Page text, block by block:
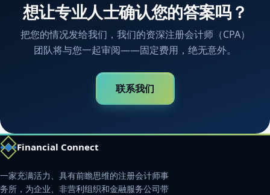
想让专业人士确认您的答案吗？
把您的情况发给我们，我们的资深注册会计师（CPA）
团队将与您一起审阅——固定费用，绝无意外。
联系我们
Financial Connect
一家充满活力、具有前瞻思维的注册会计师事
务所，为企业、非营利组织和金融服务公司带